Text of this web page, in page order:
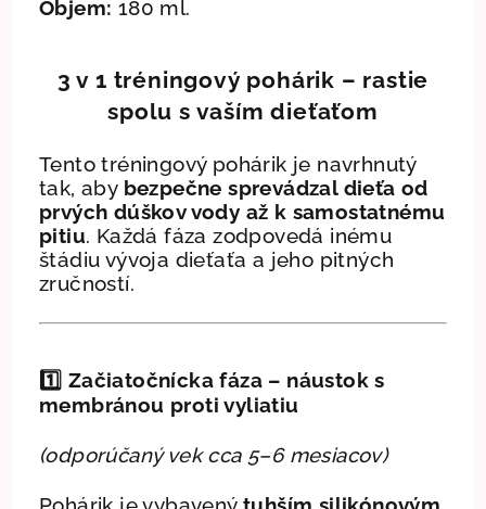
Objem: 180 ml.
3 v 1 tréningový pohárik – rastie
spolu s vaším dieťaťom
Tento tréningový pohárik je navrhnutý
tak, aby bezpečne sprevádzal dieťa od
prvých dúškov vody až k samostatnému
pitiu. Každá fáza zodpovedá inému
štádiu vývoja dieťaťa a jeho pitných
zručností.
1️⃣ Začiatočnícka fáza – náustok s
membránou proti vyliatiu
(odporúčaný vek cca 5–6 mesiacov)
Pohárik je vybavený tuhším silikónovým